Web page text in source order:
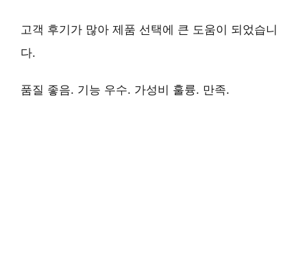
고객 후기가 많아 제품 선택에 큰 도움이 되었습니
다.
품질 좋음. 기능 우수. 가성비 훌륭. 만족.